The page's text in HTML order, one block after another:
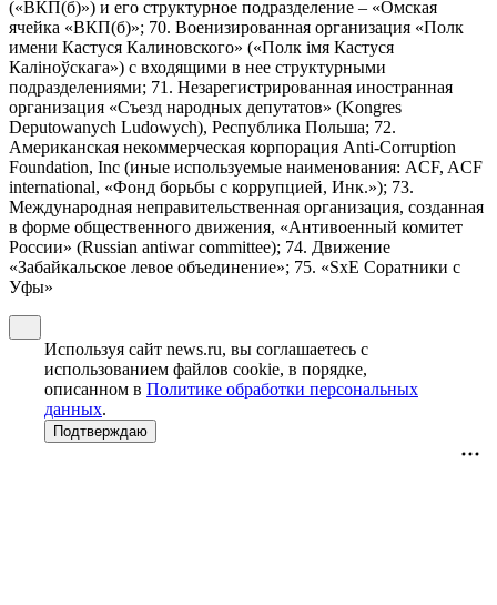
(«ВКП(б)») и его структурное подразделение – «Омская
ячейка «ВКП(б)»; 70. Военизированная организация «Полк
имени Кастуся Калиновского» («Полк iмя Кастуся
Калiноўскага») с входящими в нее структурными
подразделениями; 71. Незарегистрированная иностранная
организация «Съезд народных депутатов» (Kongres
Deputowanych Ludowych), Республика Польша; 72.
Американская некоммерческая корпорация Anti-Corruption
Foundation, Inc (иные используемые наименования: ACF, ACF
international, «Фонд борьбы с коррупцией, Инк.»); 73.
Международная неправительственная организация, созданная
в форме общественного движения, «Антивоенный комитет
России» (Russian antiwar committee); 74. Движение
«Забайкальское левое объединение»; 75. «SxE Соратники с
Уфы»
Используя сайт news.ru, вы соглашаетесь с
использованием файлов cookie, в порядке,
описанном в Политике обработки персональных
данных.
Подтверждаю